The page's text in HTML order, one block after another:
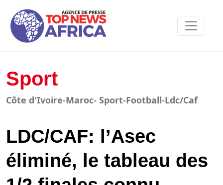
Sport
Côte d'Ivoire-Maroc- Sport-Football-Ldc/Caf
LDC/CAF: l’Asec
éliminé, le tableau des